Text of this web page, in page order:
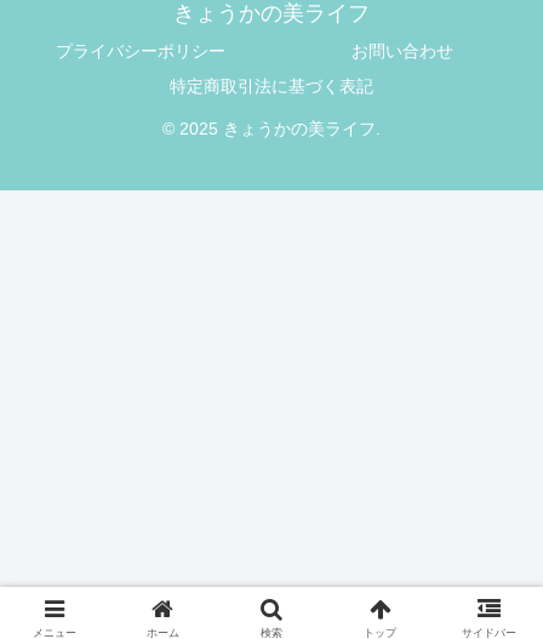
きょうかの美ライフ
プライバシーポリシー
お問い合わせ
特定商取引法に基づく表記
© 2025 きょうかの美ライフ.
メニュー ホーム 検索 トップ サイドバー